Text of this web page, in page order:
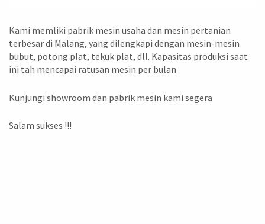
Kami memliki pabrik mesin usaha dan mesin pertanian
terbesar di Malang, yang dilengkapi dengan mesin-mesin
bubut, potong plat, tekuk plat, dll. Kapasitas produksi saat
ini tah mencapai ratusan mesin per bulan
Kunjungi showroom dan pabrik mesin kami segera
Salam sukses !!!